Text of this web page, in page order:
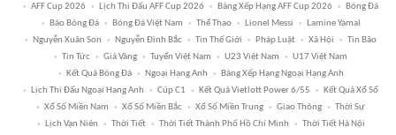
AFF Cup 2026
Lịch Thi Đấu AFF Cup 2026 Bảng Xếp Hạng AFF Cup 2026
Bóng Đá
Báo Bóng Đá
Bóng Đá Việt Nam Thể Thao Lionel Messi
Lamine Yamal
Nguyễn Xuân Son
Nguyễn Đình Bắc Tin Thế Giới Pháp Luật Xã Hội
Tin Bão
Tin Tức
Giá Vàng Tuyển Việt Nam U23 Việt Nam
U17 Việt Nam
Kết Quả Bóng Đá
Ngoại Hạng Anh
Bảng Xếp Hạng Ngoại Hạng Anh
Lịch Thi Đấu Ngoại Hạng Anh
Cúp C1 Kết Quả Vietlott Power 6/55
Kết Quả Xổ Số
Xổ Số Miền Nam
Xổ Số Miền Bắc Xổ Số Miền Trung Giao Thông
Thời Sự
Lịch Vạn Niên
Thời Tiết Thời Tiết Thành Phố Hồ Chí Minh Thời Tiết Hà Nội